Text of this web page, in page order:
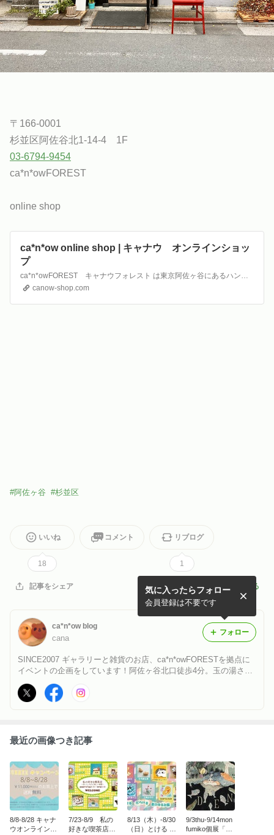
〒166-0001
杉並区阿佐谷北1-14-4 1F
03-6794-9454
ca*n*owFOREST
online shop
ca*n*ow online shop | キャナウ オンラインショッ
プ
ca*n*owFOREST キャナウフォレスト は東京阿佐ヶ谷にあるハンドメイド雑貨とギャラリーのお店。このオンラインショップではハンドメイドの雑貨、アクセサリー、キッチン雑貨、紙もの、手芸用品、文房具などを販売しています。
canow-shop.com
#阿佐ヶ谷 #杉並区
いいね
18
コメント リブログ
1
記事をシェア 記事を報告する
ca*n*ow blog
cana
SINCE2007 ギャラリーと雑貨のお店、ca*n*owFORESTを拠点に
イベントの企画をしています！阿佐ヶ谷北口徒歩4分。玉の湯さん
の斜め向かいです。
気に入ったらフォロー
会員登録は不要です
フォロー
最近の画像つき記事
8/8-8/28 キャナ
ウオンラインシ
7/23-8/9 私の
好きな喫茶店～
8/13（木）-8/30
（日）とける だ
9/3thu-9/14mon
fumiko個展「ED